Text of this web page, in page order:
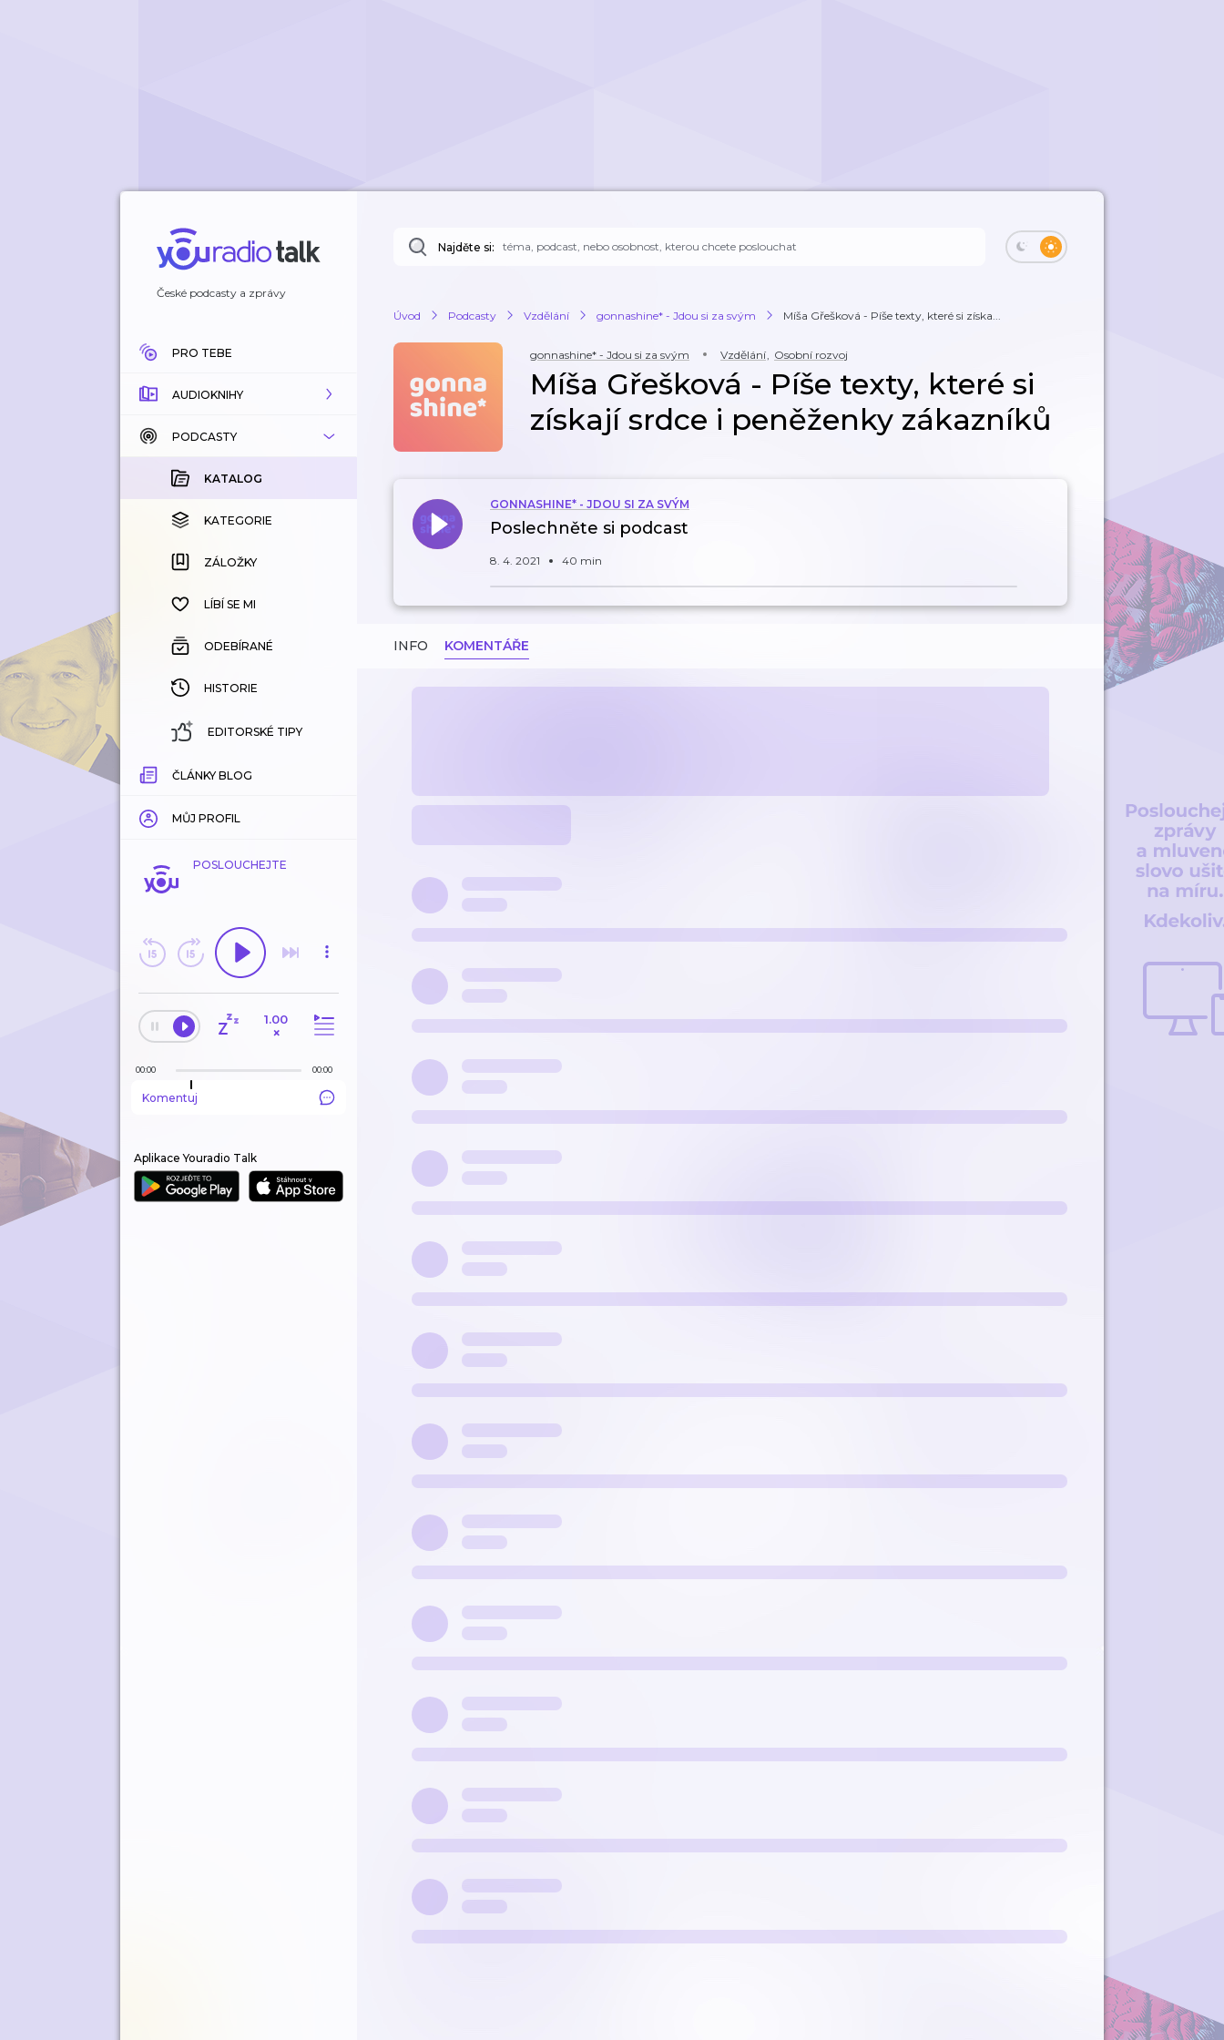
České podcasty a zprávy
PRO TEBE
AUDIOKNIHY
KATALOG
KOUPENÉ
KATEGORIE
ZÁLOŽKY
HISTORIE
PODCASTY
KATALOG
KATEGORIE
ZÁLOŽKY
LÍBÍ SE MI
ODEBÍRANÉ
HISTORIE
EDITORSKÉ TIPY
ČLÁNKY BLOG
MŮJ PROFIL
POSLOUCHEJTE
1.00
×
00:00 00:00
Komentuj
Aplikace Youradio Talk
Najděte si:
Úvod Podcasty Vzdělání gonnashine* - Jdou si za svým Míša Gřešková - Píše texty, které si získa...
gonnashine* - Jdou si za svým Vzdělání, Osobní rozvoj
Míša Gřešková - Píše texty, které si
získají srdce i peněženky zákazníků
GONNASHINE* - JDOU SI ZA SVÝM
Poslechněte si podcast
8. 4. 2021 40 min
INFO KOMENTÁŘE